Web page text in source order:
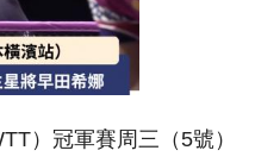
）冠軍賽周三（5號）